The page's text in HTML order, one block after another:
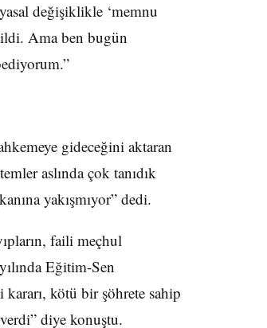
değişiklikle ‘memnu
Ama ben bugün
gideceğini aktaran
aslında çok tanıdık
yakışmıyor” dedi.
faili meçhul
Eğitim-Sen
kötü bir şöhrete sahip
diye konuştu.